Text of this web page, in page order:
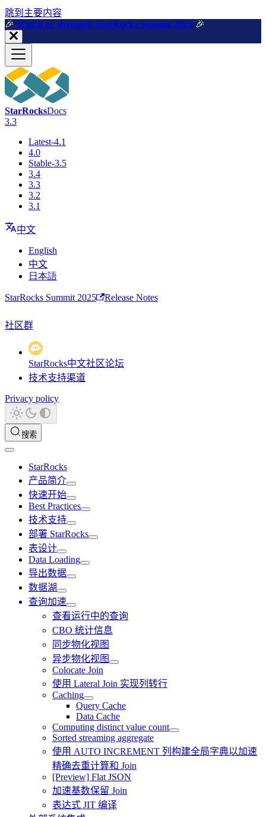
跳到主要内容
🎉️ Watch on demand: StarRocks Summit 2025 🎉️
StarRocksDocs
3.3
Latest-4.1
4.0
Stable-3.5
3.4
3.3
3.2
3.1
中文
English
中文
日本語
StarRocks Summit 2025 Release Notes
社区群
StarRocks中文社区论坛
技术支持渠道
Privacy policy
搜索
StarRocks
产品简介
快速开始
Best Practices
技术支持
部署 StarRocks
表设计
Data Loading
导出数据
数据湖
查询加速
查看运行中的查询
CBO 统计信息
同步物化视图
异步物化视图
Colocate Join
使用 Lateral Join 实现列转行
Caching
Query Cache
Data Cache
Computing distinct value count
Sorted streaming aggregate
使用 AUTO INCREMENT 列构建全局字典以加速
精确去重计算和 Join
[Preview] Flat JSON
加速基数保留 Join
表达式 JIT 编译